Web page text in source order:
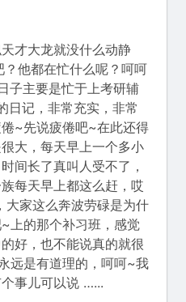
才大龙就没什么动静
他都在忙什么呢？呵呵
子主要是忙于上考研辅
日记，非常充实，非常
~先说疲倦吧~在此还得
大，每天早上一个多小
间长了真叫人受不了，
每天早上都这么赶，哎
家这么奔波劳碌是为什
上的那个补习班，感觉
好，也不能说真的就很
远是有道理的，呵呵~我
事儿可以说 …...